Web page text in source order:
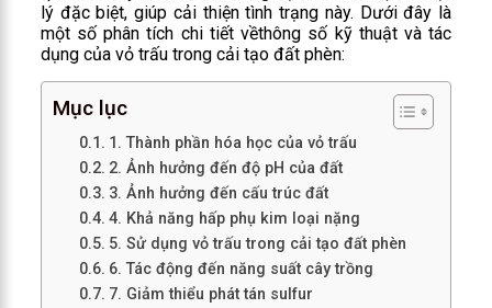
lý đặc biệt, giúp cải thiện tình trạng này. Dưới đây là
một số phân tích chi tiết vềthông số kỹ thuật và tác
dụng của vỏ trấu trong cải tạo đất phèn:
Mục lục
1. Thành phần hóa học của vỏ trấu
2. Ảnh hưởng đến độ pH của đất
3. Ảnh hưởng đến cấu trúc đất
4. Khả năng hấp phụ kim loại nặng
5. Sử dụng vỏ trấu trong cải tạo đất phèn
6. Tác động đến năng suất cây trồng
7. Giảm thiểu phát tán sulfur